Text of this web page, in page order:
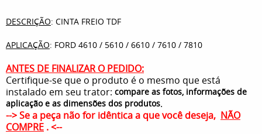
DESCRIÇÃO: CINTA FREIO TDF
APLICAÇÃO: FORD 4610 / 5610 / 6610 / 7610 / 7810
ANTES DE FINALIZAR O PEDIDO:
Certifique-se que o produto é o mesmo que está
instalado em seu trator: compare as fotos, informações de
aplicação e as dimensões dos produtos.
--> Se a peça não for idêntica a que você deseja, NÃO
COMPRE . <--